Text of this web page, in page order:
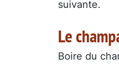
suivante.
Le
Boire du